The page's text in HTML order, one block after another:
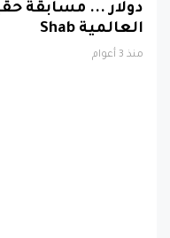
دولار ... مسابقة
العالمية Shab
منذ 3 أعوام